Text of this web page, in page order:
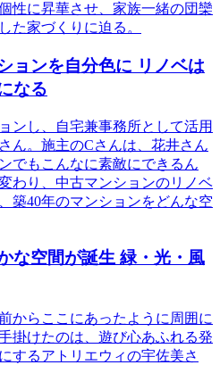
性に昇華させ、家族一緒の団欒
た家づくりに迫る。
ョンを自分色に リノベは
なる
ンし、自宅兼事務所として活用
ん。施主のCさんは、花井さん
でもこんなに素敵にできるん
わり、中古マンションのリノベ
築40年のマンションをどんな空
な空間が誕生 緑・光・風
からここにあったように周囲に
掛けたのは、遊び心あふれる発
するアトリエウィの宇佐美さ